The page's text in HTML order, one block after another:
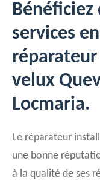
services
velux
Locmaria.
Le réparateur
une bonne
à la qualité de ses